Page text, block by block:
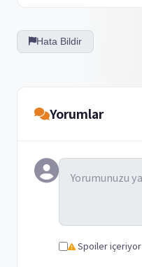
Hata Bildir
Yorumlar
Spoiler içeriyor